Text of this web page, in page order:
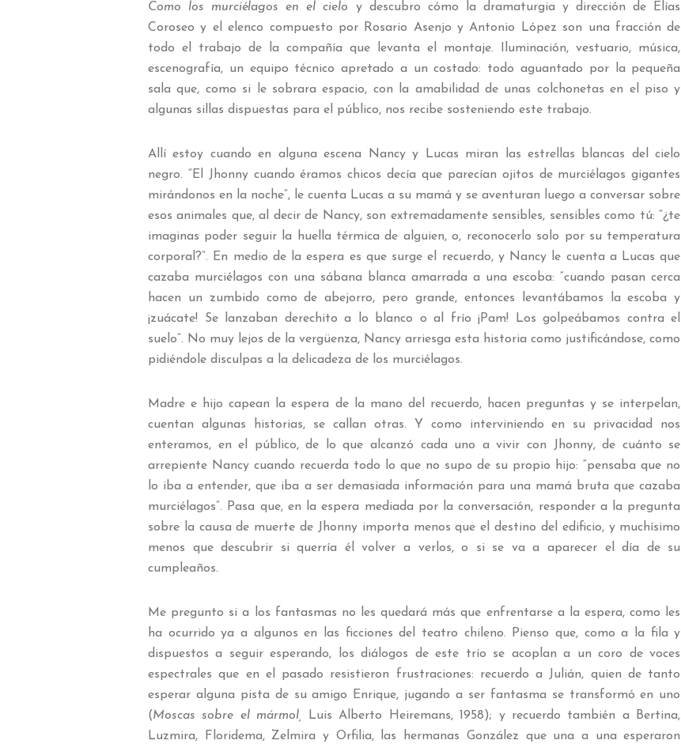
Como los murciélagos en el cielo y descubro cómo la dramaturgia y dirección de Elías
Coroseo y el elenco compuesto por Rosario Asenjo y Antonio López son una fracción de
todo el trabajo de la compañía que levanta el montaje. Iluminación, vestuario, música,
escenografía, un equipo técnico apretado a un costado: todo aguantado por la pequeña
sala que, como si le sobrara espacio, con la amabilidad de unas colchonetas en el piso y
algunas sillas dispuestas para el público, nos recibe sosteniendo este trabajo.
Allí estoy cuando en alguna escena Nancy y Lucas miran las estrellas blancas del cielo
negro. “El Jhonny cuando éramos chicos decía que parecían ojitos de murciélagos gigantes
mirándonos en la noche”, le cuenta Lucas a su mamá y se aventuran luego a conversar sobre
esos animales que, al decir de Nancy, son extremadamente sensibles, sensibles como tú: “¿te
imaginas poder seguir la huella térmica de alguien, o, reconocerlo solo por su temperatura
corporal?”. En medio de la espera es que surge el recuerdo, y Nancy le cuenta a Lucas que
cazaba murciélagos con una sábana blanca amarrada a una escoba: “cuando pasan cerca
hacen un zumbido como de abejorro, pero grande, entonces levantábamos la escoba y
¡zuácate! Se lanzaban derechito a lo blanco o al frío ¡Pam! Los golpeábamos contra el
suelo”. No muy lejos de la vergüenza, Nancy arriesga esta historia como justificándose, como
pidiéndole disculpas a la delicadeza de los murciélagos.
Madre e hijo capean la espera de la mano del recuerdo, hacen preguntas y se interpelan,
cuentan algunas historias, se callan otras. Y como interviniendo en su privacidad nos
enteramos, en el público, de lo que alcanzó cada uno a vivir con Jhonny, de cuánto se
arrepiente Nancy cuando recuerda todo lo que no supo de su propio hijo: “pensaba que no
lo iba a entender, que iba a ser demasiada información para una mamá bruta que cazaba
murciélagos”. Pasa que, en la espera mediada por la conversación, responder a la pregunta
sobre la causa de muerte de Jhonny importa menos que el destino del edificio, y muchísimo
menos que descubrir si querría él volver a verlos, o si se va a aparecer el día de su
cumpleaños.
Me pregunto si a los fantasmas no les quedará más que enfrentarse a la espera, como les
ha ocurrido ya a algunos en las ficciones del teatro chileno. Pienso que, como a la fila y
dispuestos a seguir esperando, los diálogos de este trío se acoplan a un coro de voces
espectrales que en el pasado resistieron frustraciones: recuerdo a Julián, quien de tanto
esperar alguna pista de su amigo Enrique, jugando a ser fantasma se transformó en uno
(Moscas sobre el mármol,
Luis Alberto Heiremans, 1958); y recuerdo también a Bertina,
Luzmira, Floridema, Zelmira y Orfilia, las hermanas González que una a una esperaron